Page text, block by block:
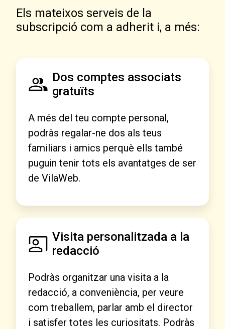
Els mateixos serveis de la
subscripció com a adherit i, a més:
Dos comptes associats
gratuïts
A més del teu compte personal,
podràs regalar-ne dos als teus
familiars i amics perquè ells també
puguin tenir tots els avantatges de ser
de VilaWeb.
Visita personalitzada a la
redacció
Podràs organitzar una visita a la
redacció, a conveniència, per veure
com treballem, parlar amb el director
i satisfer totes les curiositats. Podràs